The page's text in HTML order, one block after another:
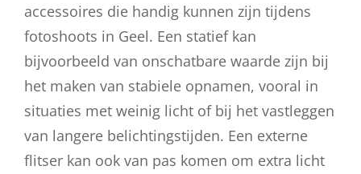
accessoires die handig kunnen zijn tijdens
fotoshoots in Geel. Een statief kan
bijvoorbeeld van onschatbare waarde zijn bij
het maken van stabiele opnamen, vooral in
situaties met weinig licht of bij het vastleggen
van langere belichtingstijden. Een externe
flitser kan ook van pas komen om extra licht